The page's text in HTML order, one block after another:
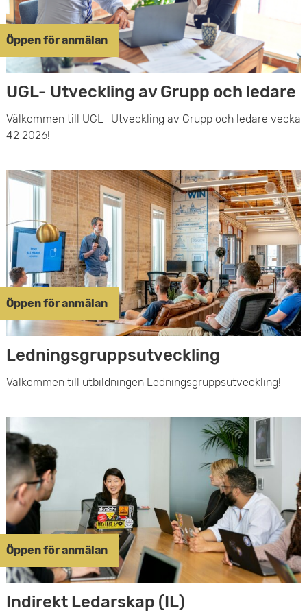
Öppen för anmälan
UGL- Utveckling av Grupp och ledare
Välkommen till UGL- Utveckling av Grupp och ledare vecka
42 2026!
Öppen för anmälan
Ledningsgruppsutveckling
Välkommen till utbildningen Ledningsgruppsutveckling!
Öppen för anmälan
Indirekt Ledarskap (IL)